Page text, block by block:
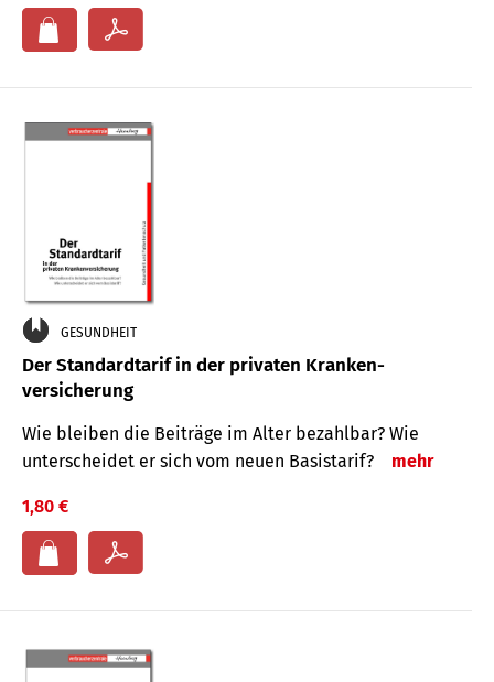
GESUNDHEIT
Der Standard­tarif in der privaten Kranken­
versicherung
Wie bleiben die Beiträge im Alter bezahlbar? Wie
unterscheidet er sich vom neuen Basistarif?
mehr
1,80 €